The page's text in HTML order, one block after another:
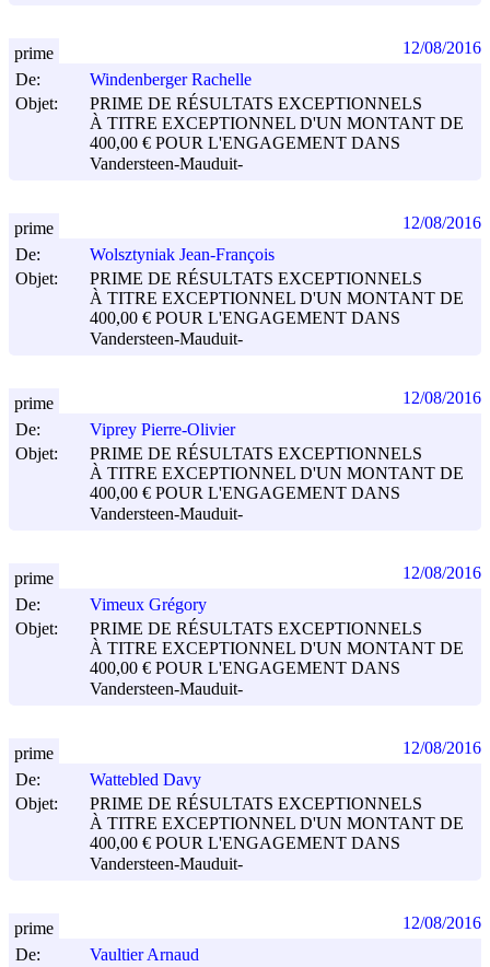
De:
Windenberger Rachelle
Objet:
PRIME DE RÉSULTATS EXCEPTIONNELS
À TITRE EXCEPTIONNEL D'UN MONTANT DE
400,00 € POUR L'ENGAGEMENT DANS
Vandersteen-Mauduit-
prime 12/08/2016
De:
Wolsztyniak Jean-François
Objet:
PRIME DE RÉSULTATS EXCEPTIONNELS
À TITRE EXCEPTIONNEL D'UN MONTANT DE
400,00 € POUR L'ENGAGEMENT DANS
Vandersteen-Mauduit-
prime 12/08/2016
De:
Viprey Pierre-Olivier
Objet:
PRIME DE RÉSULTATS EXCEPTIONNELS
À TITRE EXCEPTIONNEL D'UN MONTANT DE
400,00 € POUR L'ENGAGEMENT DANS
Vandersteen-Mauduit-
prime 12/08/2016
De:
Vimeux Grégory
Objet:
PRIME DE RÉSULTATS EXCEPTIONNELS
À TITRE EXCEPTIONNEL D'UN MONTANT DE
400,00 € POUR L'ENGAGEMENT DANS
Vandersteen-Mauduit-
prime 12/08/2016
De:
Wattebled Davy
Objet:
PRIME DE RÉSULTATS EXCEPTIONNELS
À TITRE EXCEPTIONNEL D'UN MONTANT DE
400,00 € POUR L'ENGAGEMENT DANS
Vandersteen-Mauduit-
prime 12/08/2016
De:
Vaultier Arnaud
prime 12/08/2016